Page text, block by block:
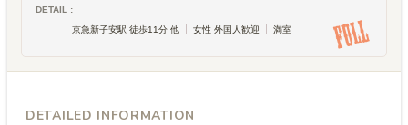
DETAIL :
京急新子安駅 徒歩11分 他
女性 外国人歓迎 満室
DETAILED INFORMATION